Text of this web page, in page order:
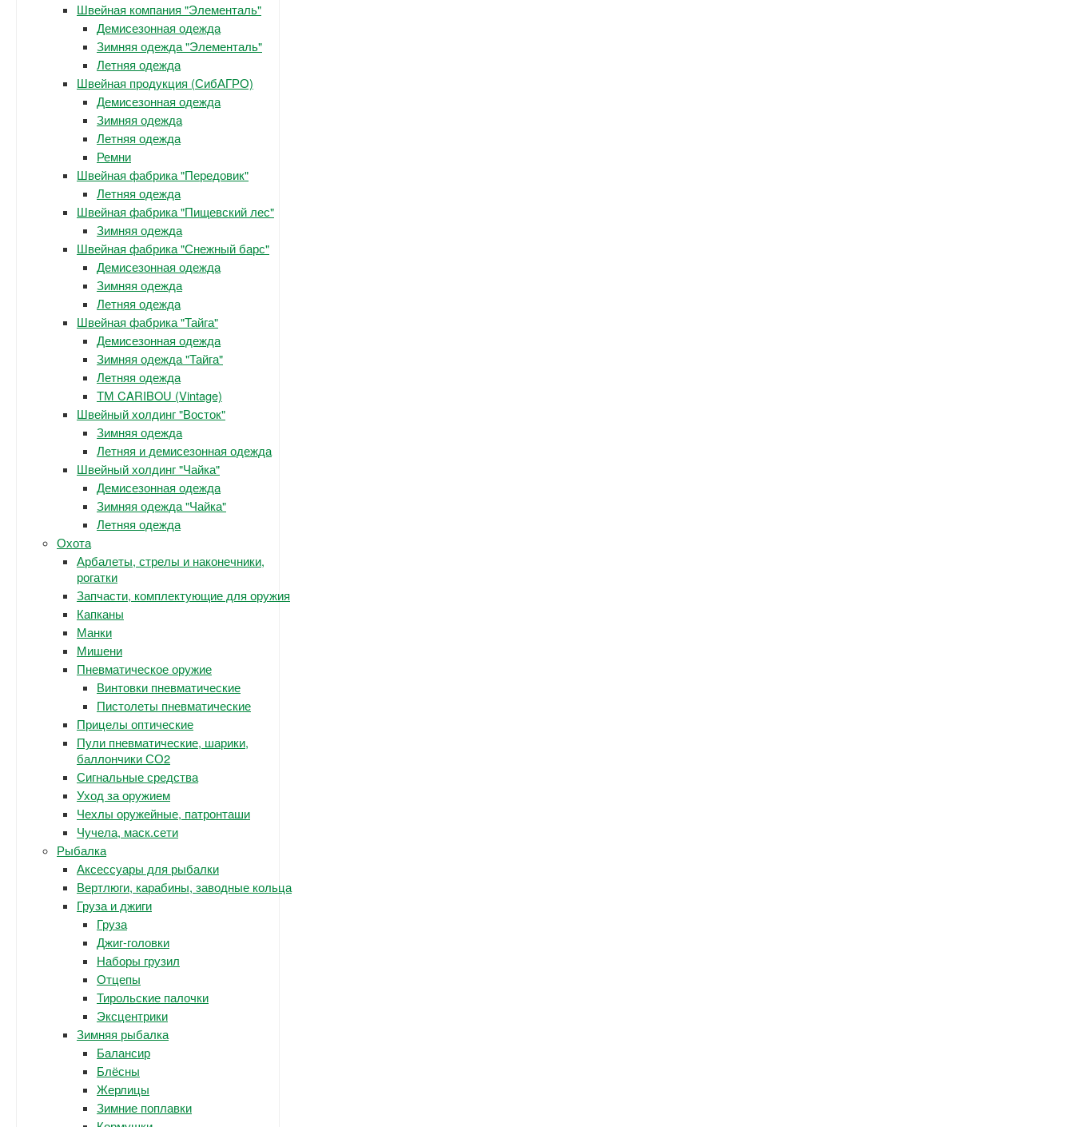
Швейная компания "Элементаль"
Демисезонная одежда
Зимняя одежда "Элементаль"
Летняя одежда
Швейная продукция (СибАГРО)
Демисезонная одежда
Зимняя одежда
Летняя одежда
Ремни
Швейная фабрика "Передовик"
Летняя одежда
Швейная фабрика "Пищевский лес"
Зимняя одежда
Швейная фабрика "Снежный барс"
Демисезонная одежда
Зимняя одежда
Летняя одежда
Швейная фабрика "Тайга"
Демисезонная одежда
Зимняя одежда "Тайга"
Летняя одежда
ТМ CARIBOU (Vintage)
Швейный холдинг "Восток"
Зимняя одежда
Летняя и демисезонная одежда
Швейный холдинг "Чайка"
Демисезонная одежда
Зимняя одежда "Чайка"
Летняя одежда
Охота
Арбалеты, стрелы и наконечники,
рогатки
Запчасти, комплектующие для оружия
Капканы
Манки
Мишени
Пневматическое оружие
Винтовки пневматические
Пистолеты пневматические
Прицелы оптические
Пули пневматические, шарики,
баллончики СО2
Сигнальные средства
Уход за оружием
Чехлы оружейные, патронташи
Чучела, маск.сети
Рыбалка
Аксессуары для рыбалки
Вертлюги, карабины, заводные кольца
Груза и джиги
Груза
Джиг-головки
Наборы грузил
Отцепы
Тирольские палочки
Эксцентрики
Зимняя рыбалка
Балансир
Блёсны
Жерлицы
Зимние поплавки